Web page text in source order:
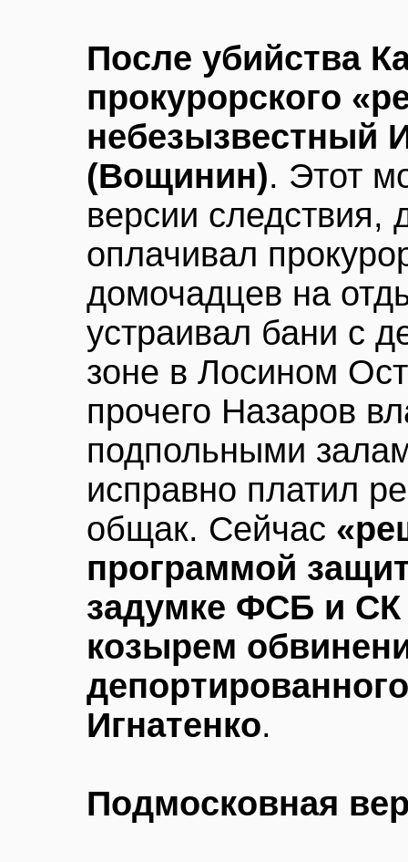
После убийства
прокурорского
небезызвестный
(Вощинин). Этот
версии следствия,
оплачивал
домочадцев на
устраивал бани с
зоне в Лосином
прочего Назаров
подпольными
исправно платил
общак. Сейчас
программой
задумке ФСБ и СК
козырем
Игнатенко.
Подмосковная